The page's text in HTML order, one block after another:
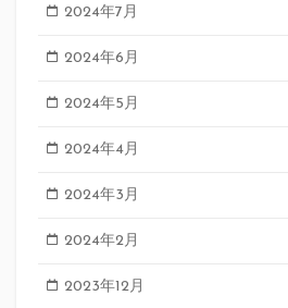
2024年7月
2024年6月
2024年5月
2024年4月
2024年3月
2024年2月
2023年12月